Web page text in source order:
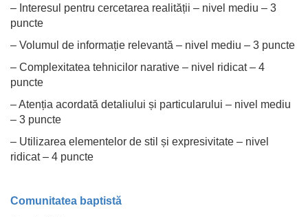
– Interesul pentru cercetarea realității – nivel mediu – 3
puncte
– Volumul de informație relevantă – nivel mediu – 3 puncte
– Complexitatea tehnicilor narative – nivel ridicat – 4
puncte
– Atenția acordată detaliului și particularului – nivel mediu
– 3 puncte
– Utilizarea elementelor de stil și expresivitate – nivel
ridicat – 4 puncte
Comunitatea baptistă